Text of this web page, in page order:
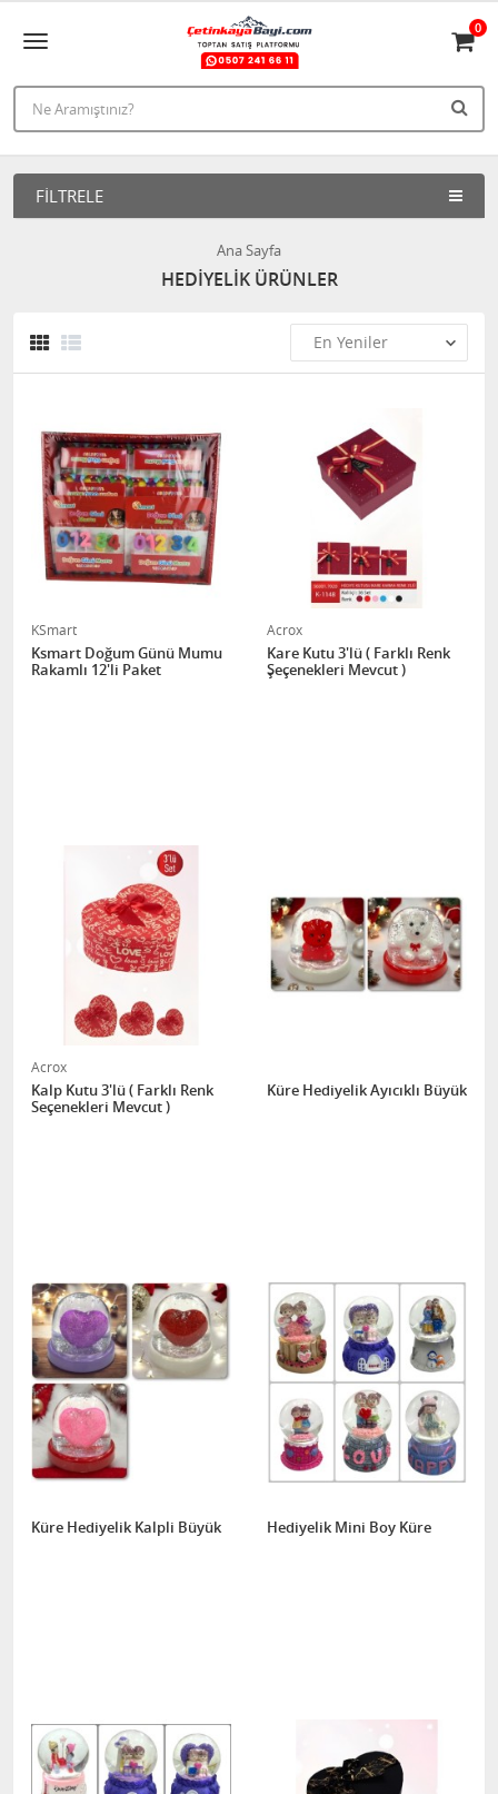
0
FILTRELE
Ana Sayfa
HEDİYELİK ÜRÜNLER
KSmart
Ksmart Doğum Günü Mumu
Rakamlı 12'li Paket
Acrox
Kare Kutu 3'lü ( Farklı Renk
Şeçenekleri Mevcut )
Acrox
Kalp Kutu 3'lü ( Farklı Renk
Seçenekleri Mevcut )
Küre Hediyelik Ayıcıklı Büyük
Küre Hediyelik Kalpli Büyük Hediyelik Mini Boy Küre